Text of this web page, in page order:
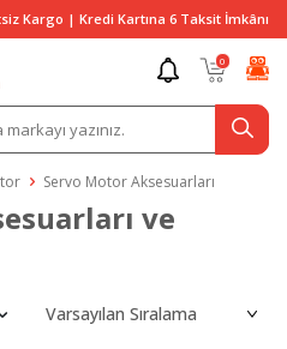
Kargo | Kredi Kartına 6 Taksit İmkânı
0
Servo Motor Aksesuarları
ve